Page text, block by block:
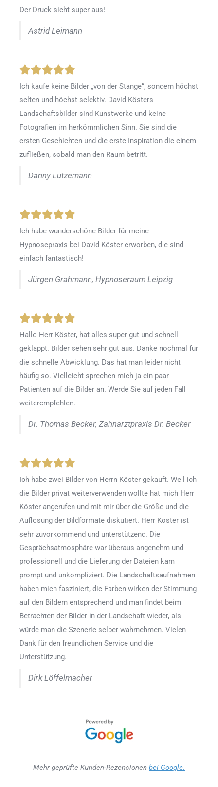
Der Druck sieht super aus!
Astrid Leimann
Ich kaufe keine Bilder „von der Stange“, sondern höchst
selten und höchst selektiv. David Kösters
Landschaftsbilder sind Kunstwerke und keine
Fotografien im herkömmlichen Sinn. Sie sind die
ersten Geschichten und die erste Inspiration die einem
zufließen, sobald man den Raum betritt.
Danny Lutzemann
Ich habe wunderschöne Bilder für meine
Hypnosepraxis bei David Köster erworben, die sind
einfach fantastisch!
Jürgen Grahmann, Hypnoseraum Leipzig
Hallo Herr Köster, hat alles super gut und schnell
geklappt. Bilder sehen sehr gut aus. Danke nochmal für
die schnelle Abwicklung. Das hat man leider nicht
häufig so. Vielleicht sprechen mich ja ein paar
Patienten auf die Bilder an. Werde Sie auf jeden Fall
weiterempfehlen.
Dr. Thomas Becker, Zahnarztpraxis Dr. Becker
Ich habe zwei Bilder von Herrn Köster gekauft. Weil ich
die Bilder privat weiterverwenden wollte hat mich Herr
Köster angerufen und mit mir über die Größe und die
Auflösung der Bildformate diskutiert. Herr Köster ist
sehr zuvorkommend und unterstützend. Die
Gesprächsatmosphäre war überaus angenehm und
professionell und die Lieferung der Dateien kam
prompt und unkompliziert. Die Landschaftsaufnahmen
haben mich fasziniert, die Farben wirken der Stimmung
auf den Bildern entsprechend und man findet beim
Betrachten der Bilder in der Landschaft wieder, als
würde man die Szenerie selber wahrnehmen. Vielen
Dank für den freundlichen Service und die
Unterstützung.
Dirk Löffelmacher
Mehr geprüfte Kunden-Rezensionen bei Google.